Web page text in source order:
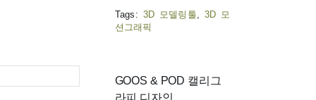
Tags: 3D 모델링툴, 3D 모
션그래픽
GOOS & POD 캘리그
라피 디자인